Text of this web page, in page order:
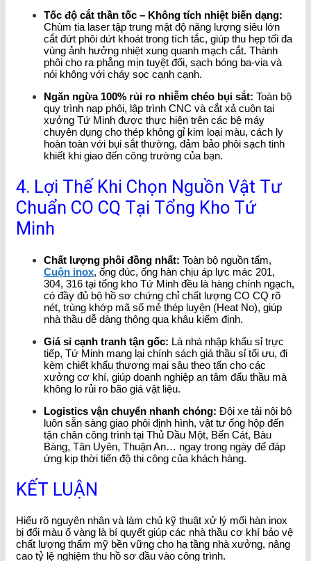
Tốc độ cắt thần tốc – Không tích nhiệt biến dạng:
Chùm tia laser tập trung mật độ năng lượng siêu lớn
cắt đứt phôi dứt khoát trong tích tắc, giúp thu hẹp tối đa
vùng ảnh hưởng nhiệt xung quanh mạch cắt. Thành
phôi cho ra phẳng mịn tuyệt đối, sạch bóng ba-via và
nói không với cháy sọc cạnh cạnh.
Ngăn ngừa 100% rủi ro nhiễm chéo bụi sắt: Toàn bộ
quy trình nạp phôi, lập trình CNC và cắt xả cuộn tại
xưởng Tứ Minh được thực hiện trên các bệ máy
chuyên dụng cho thép không gỉ kim loại màu, cách ly
hoàn toàn với bụi sắt thường, đảm bảo phôi sạch tinh
khiết khi giao đến công trường của bạn.
4. Lợi Thế Khi Chọn Nguồn Vật Tư
Chuẩn CO CQ Tại Tổng Kho Tứ
Minh
Chất lượng phôi đồng nhất: Toàn bộ nguồn tấm,
Cuộn inox, ống đúc, ống hàn chịu áp lực mác 201,
304, 316 tại tổng kho Tứ Minh đều là hàng chính ngạch,
có đầy đủ bộ hồ sơ chứng chỉ chất lượng CO CQ rõ
nét, trùng khớp mã số mẻ thép luyện (Heat No), giúp
nhà thầu dễ dàng thông qua khâu kiểm định.
Giá sỉ cạnh tranh tận gốc: Là nhà nhập khẩu sỉ trực
tiếp, Tứ Minh mang lại chính sách giá thầu sỉ tối ưu, đi
kèm chiết khấu thương mại sâu theo tấn cho các
xưởng cơ khí, giúp doanh nghiệp an tâm đấu thầu mà
không lo rủi ro bão giá vật liệu.
Logistics vận chuyển nhanh chóng: Đội xe tải nội bộ
luôn sẵn sàng giao phôi định hình, vật tư ống hộp đến
tận chân công trình tại Thủ Dầu Một, Bến Cát, Bàu
Bàng, Tân Uyên, Thuận An… ngay trong ngày để đáp
ứng kịp thời tiến độ thi công của khách hàng.
KẾT LUẬN
Hiểu rõ nguyên nhân và làm chủ kỹ thuật xử lý mối hàn inox
bị đổi màu ố vàng là bí quyết giúp các nhà thầu cơ khí bảo vệ
chất lượng thẩm mỹ bền vững cho hạ tầng nhà xưởng, nâng
cao tỷ lệ nghiệm thu hồ sơ đầu vào công trình.